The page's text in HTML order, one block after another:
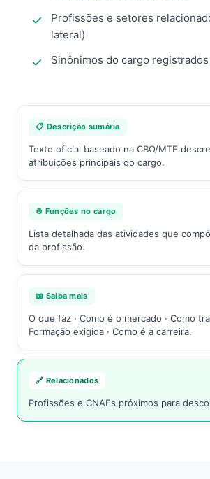
Profissões e setores
lateral)
Sinônimos do cargo registrados
📋 Descrição sumária
Texto oficial baseado na CBO/MTE
atribuições principais do cargo.
⚙️ Funções no cargo
Lista detalhada das atividades que
da profissão.
📖 Saiba mais
O que faz · Como é o mercado · Como
Formação exigida · Como é a carreira.
🔗 Relacionados
Profissões e CNAEs próximos para